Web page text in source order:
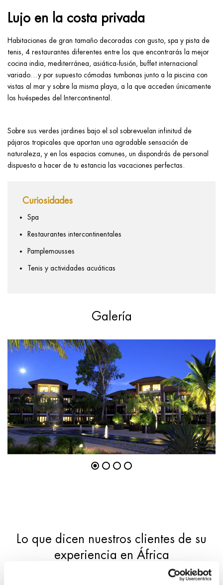
Lujo en la costa privada
Habitaciones de gran tamaño decoradas con gusto, spa y pista de
tenis, 4 restaurantes diferentes entre los que encontrarás la mejor
cocina india, mediterránea, asiática-fusión, buffet internacional
variado…y por supuesto cómodas tumbonas junto a la piscina con
vistas al mar y sobre la misma playa, a la que acceden únicamente
los huéspedes del Intercontinental.
Sobre sus verdes jardines bajo el sol sobrevuelan infinitud de
pájaros tropicales que aportan una agradable sensación de
naturaleza, y en los espacios comunes, un dispondrás de personal
dispuesto a hacer de tu estancia las vacaciones perfectas.
Curiosidades
Spa
Restaurantes intercontinentales
Pamplemousses
Tenis y actividades acuáticas
Galería
Lo que dicen nuestros clientes de su
experiencia en África